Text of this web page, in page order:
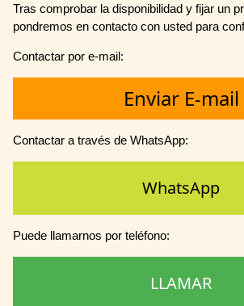
Tras comprobar la disponibilidad y fijar un
pondremos en contacto con usted para
Contactar por e-mail:
Enviar E-mail
Contactar a través de WhatsApp:
WhatsApp
Puede llamarnos por teléfono:
LLAMAR